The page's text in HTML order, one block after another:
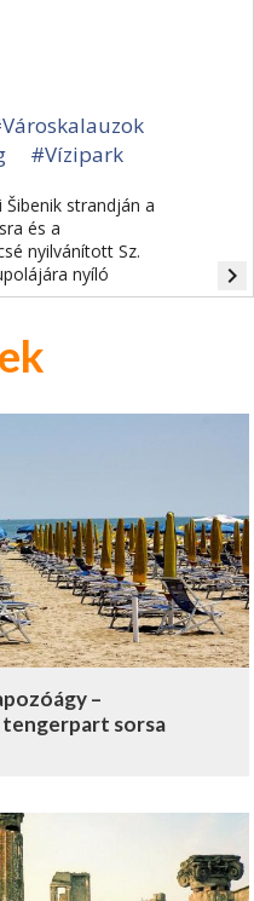
#Vízipark
strandján a
és a
nyilvánított Sz.
nyíló
navigate_next
–
tengerpart sorsa